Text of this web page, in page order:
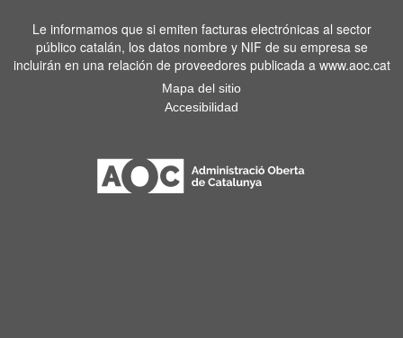
Le informamos que si emiten facturas electrónicas al sector
público catalán, los datos nombre y NIF de su empresa se
incluirán en una relación de proveedores publicada a www.aoc.cat
Mapa del sitio
Accesibilidad